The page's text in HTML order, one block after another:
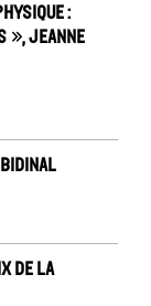
:
», Jeanne
de la